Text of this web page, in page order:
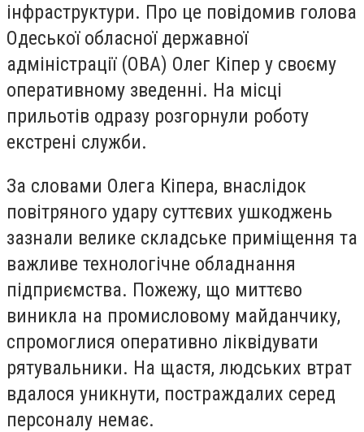
інфраструктури. Про це повідомив голова
Одеської обласної державної
адміністрації (ОВА) Олег Кіпер у своєму
оперативному зведенні. На місці
прильотів одразу розгорнули роботу
екстрені служби.
За словами Олега Кіпера, внаслідок
повітряного удару суттєвих ушкоджень
зазнали велике складське приміщення та
важливе технологічне обладнання
підприємства. Пожежу, що миттєво
виникла на промисловому майданчику,
спромоглися оперативно ліквідувати
рятувальники. На щастя, людських втрат
вдалося уникнути, постраждалих серед
персоналу немає.